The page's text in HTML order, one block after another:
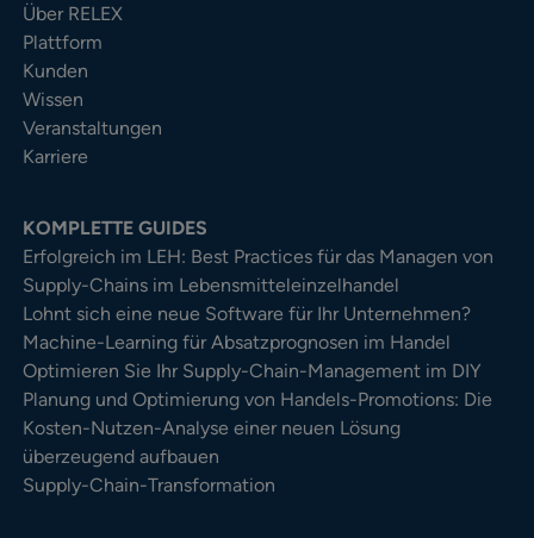
Über RELEX
Plattform
Kunden
Wissen
Veranstaltungen
Karriere
KOMPLETTE GUIDES
Erfolgreich im LEH: Best Practices für das Managen von
Supply-Chains im Lebensmitteleinzelhandel
Lohnt sich eine neue Software für Ihr Unternehmen?
Machine-Learning für Absatzprognosen im Handel
Optimieren Sie Ihr Supply-Chain-Management im DIY
Planung und Optimierung von Handels-Promotions: Die
Kosten-Nutzen-Analyse einer neuen Lösung
überzeugend aufbauen
Supply-Chain-Transformation